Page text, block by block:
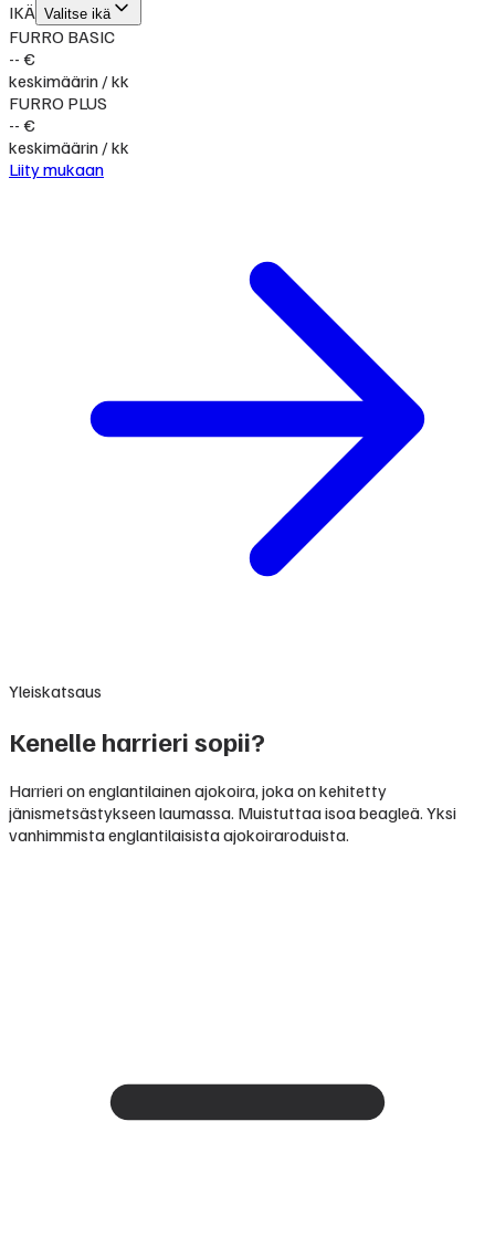
IKÄ Valitse ikä
FURRO BASIC
-- €
keskimäärin / kk
FURRO PLUS
-- €
keskimäärin / kk
Liity mukaan
Yleiskatsaus
Kenelle harrieri sopii?
Harrieri on englantilainen ajokoira, joka on kehitetty
jänismetsästykseen laumassa. Muistuttaa isoa beagleä. Yksi
vanhimmista englantilaisista ajokoiraroduista.